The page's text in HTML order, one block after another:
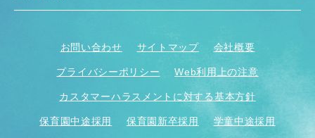
お問い合わせ サイトマップ 会社概要
プライバシーポリシー Web利用上の注意
カスタマーハラスメントに対する基本方針
保育園中途採用 保育園新卒採用 学童中途採用